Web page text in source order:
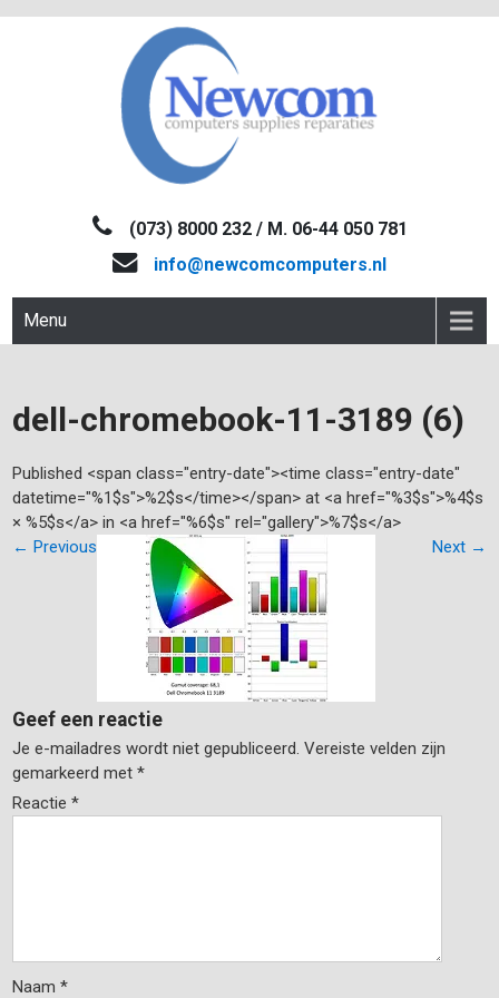
NEWCOM(073) 8000 232 / M. 06-44 050 781
info@newcomcomputers.nl
Menu
dell-chromebook-11-3189 (6)
Published <span class="entry-date"><time class="entry-date"
datetime="%1$s">%2$s</time></span> at <a href="%3$s">%4$s
× %5$s</a> in <a href="%6$s" rel="gallery">%7$s</a>
← Previous Next →
Geef een reactie
Je e-mailadres wordt niet gepubliceerd. Vereiste velden zijn
gemarkeerd met*
Reactie*
Naam*